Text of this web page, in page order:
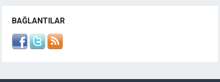
BAĞLANTILAR